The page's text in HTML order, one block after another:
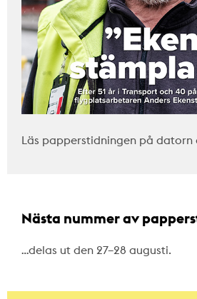
Läs papperstidningen på
Nästa nummer av
…delas ut den 27–28 augusti.